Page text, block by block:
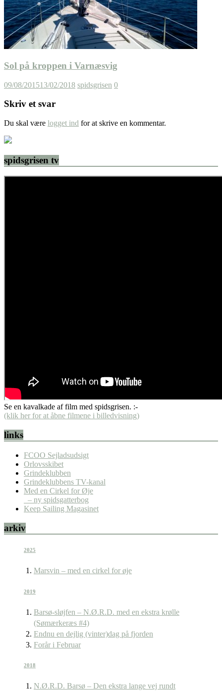
Sol på kroppen i Varnæsvig
09/08/201513/02/2018 spidsgrisen 0
Skriv et svar
Du skal være logget ind for at skrive en kommentar.
spidsgrisen tv
Se en kavalkade af film med spidsgrisen. :-
(klik her for at åbne filmene i billedvisning)
links
FCOO Sejladsudsigt
Orlovsskibet
Grindeklubben
Grindeklubbens TV-kanal
Med en Cirkel for Øje
– ny spidsgatterbog
Keep Sailing Magasinet
arkiv
2025
Marsvin – med en cirkel for øje
2019
Barsø-sløjfen – N.Ø.R.D. med en ekstra krølle
(Sømærkeræs #4)
Endnu en dejlig (vinter)dag på fjorden
Forår i Februar
2018
N.Ø.R.D. Barsø – Den ekstra lange vej rundt